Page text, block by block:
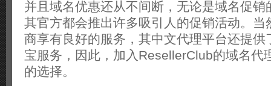
并且域名优惠还从不间断，无论是域名促销
其官方都会推出许多吸引人的促销活动。当
商享有良好的服务，其中文代理平台还提供
宝服务，因此，加入ResellerClub的域名代
的选择。